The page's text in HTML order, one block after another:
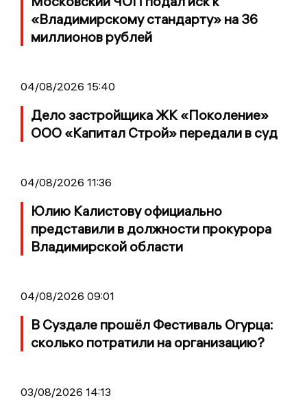
«Владимирскому стандарту» на 36
миллионов рублей
04/08/2026 15:40
Дело застройщика ЖК «Поколение»
ООО «Капитал Строй» передали в суд
04/08/2026 11:36
Юлию Калистову официально
представили в должности прокурора
Владимирской области
04/08/2026 09:01
В Суздале прошёл Фестиваль Огурца:
сколько потратили на организацию?
03/08/2026 14:13